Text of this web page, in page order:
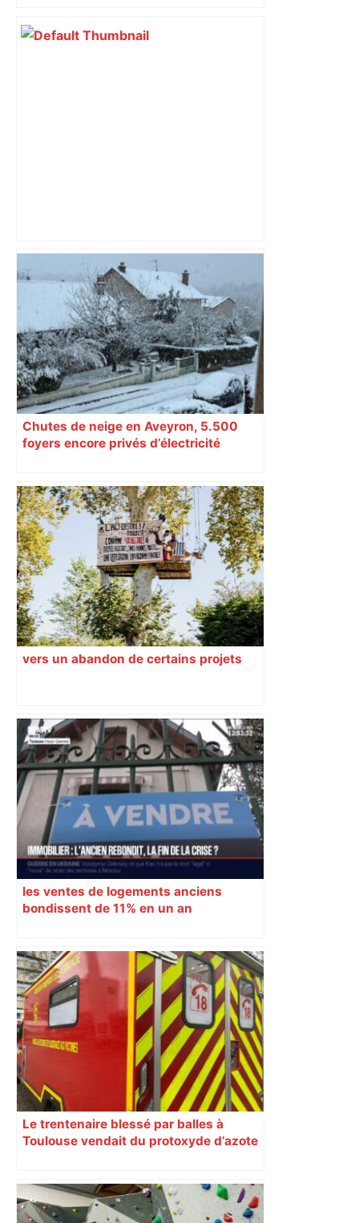
vivant avec des troubles psychiques,
des soignants et des cyclotouristes.
Top 14: comment Perpignan a une
nouvelle fois fait tomber Toulouse? –
RMC Sport
Chutes de neige en Aveyron, 5.500
foyers encore privés d’électricité
vers un abandon de certains projets
les ventes de logements anciens
bondissent de 11% en un an
Le trentenaire blessé par balles à
Toulouse vendait du protoxyde d’azote